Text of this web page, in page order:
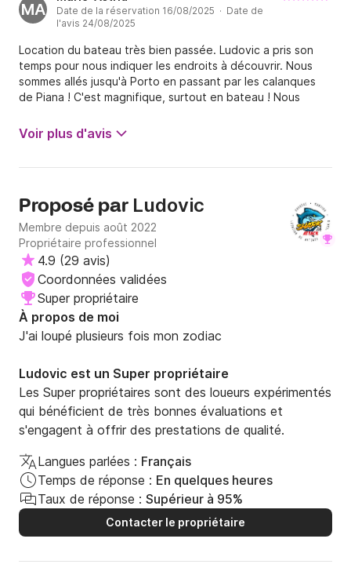
MA
Date de la réservation 16/08/2025 · Date de
l'avis 24/08/2025
Location du bateau très bien passée. Ludovic a pris son
temps pour nous indiquer les endroits à découvrir. Nous
sommes allés jusqu'à Porto en passant par les calanques
de Piana ! C'est magnifique, surtout en bateau ! Nous
Voir plus d'avis
Proposé par Ludovic
Membre depuis août 2022
Propriétaire professionnel
4.9 (29 avis)
Coordonnées validées
Super propriétaire
À propos de moi
J'ai loupé plusieurs fois mon zodiac
Ludovic est un Super propriétaire
Les Super propriétaires sont des loueurs expérimentés
qui bénéficient de très bonnes évaluations et
s'engagent à offrir des prestations de qualité.
Langues parlées : Français
Temps de réponse : En quelques heures
Taux de réponse : Supérieur à 95%
Contacter le propriétaire